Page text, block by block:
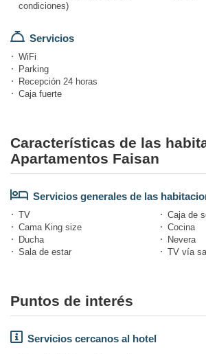
condiciones)
Servicios
WiFi
Parking
Recepción 24 horas
Caja fuerte
Características de las
Apartamentos Faisan
Servicios generales de las
TV
Caja de
Cama King size
Cocina
Ducha
Nevera
Sala de estar
TV vía
Puntos de interés
Servicios cercanos al hotel